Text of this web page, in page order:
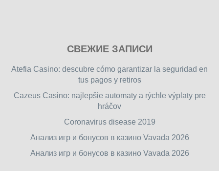
free
games
games.
СВЕЖИЕ ЗАПИСИ
Atefia Casino: descubre cómo garantizar la seguridad en
tus pagos y retiros
Cazeus Casino: najlepšie automaty a rýchle výplaty pre
hráčov
Coronavirus disease 2019
Анализ игр и бонусов в казино Vavada 2026
Анализ игр и бонусов в казино Vavada 2026